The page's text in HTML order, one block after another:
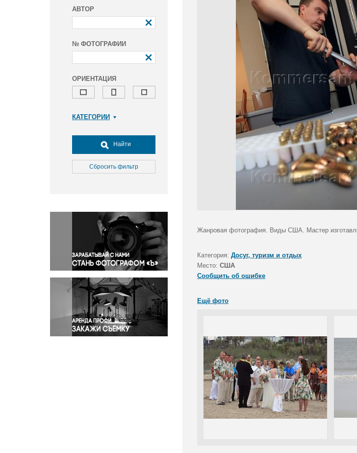
АВТОР
№ ФОТОГРАФИИ
ОРИЕНТАЦИЯ
КАТЕГОРИИ
Досуг, туризм и отдых
Культура
Медицина
Окружающая среда
Политика
Правосудие
Происшествия и конфликты
Религия
Светская жизнь
Спорт
Экология
Экономика и бизнес
Найти
Сбросить фильтр
Жанровая фотография. Виды США. Мастер
Категория: Досуг, туризм и отдых
Место: США
Сообщить об ошибке
Ещё фото